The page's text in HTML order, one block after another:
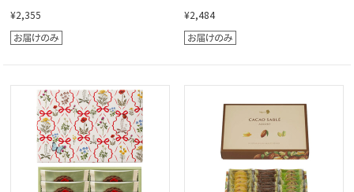
¥2,355
¥2,484